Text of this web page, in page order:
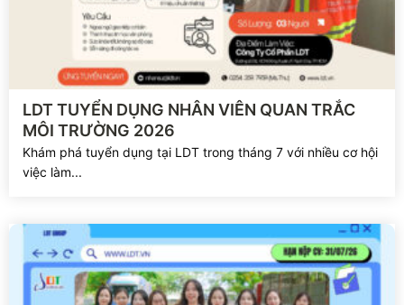
Xem chi tiết
LDT TUYỂN DỤNG NHÂN VIÊN QUAN TRẮC
MÔI TRƯỜNG 2026
Khám phá tuyển dụng tại LDT trong tháng 7 với nhiều cơ hội
việc làm...